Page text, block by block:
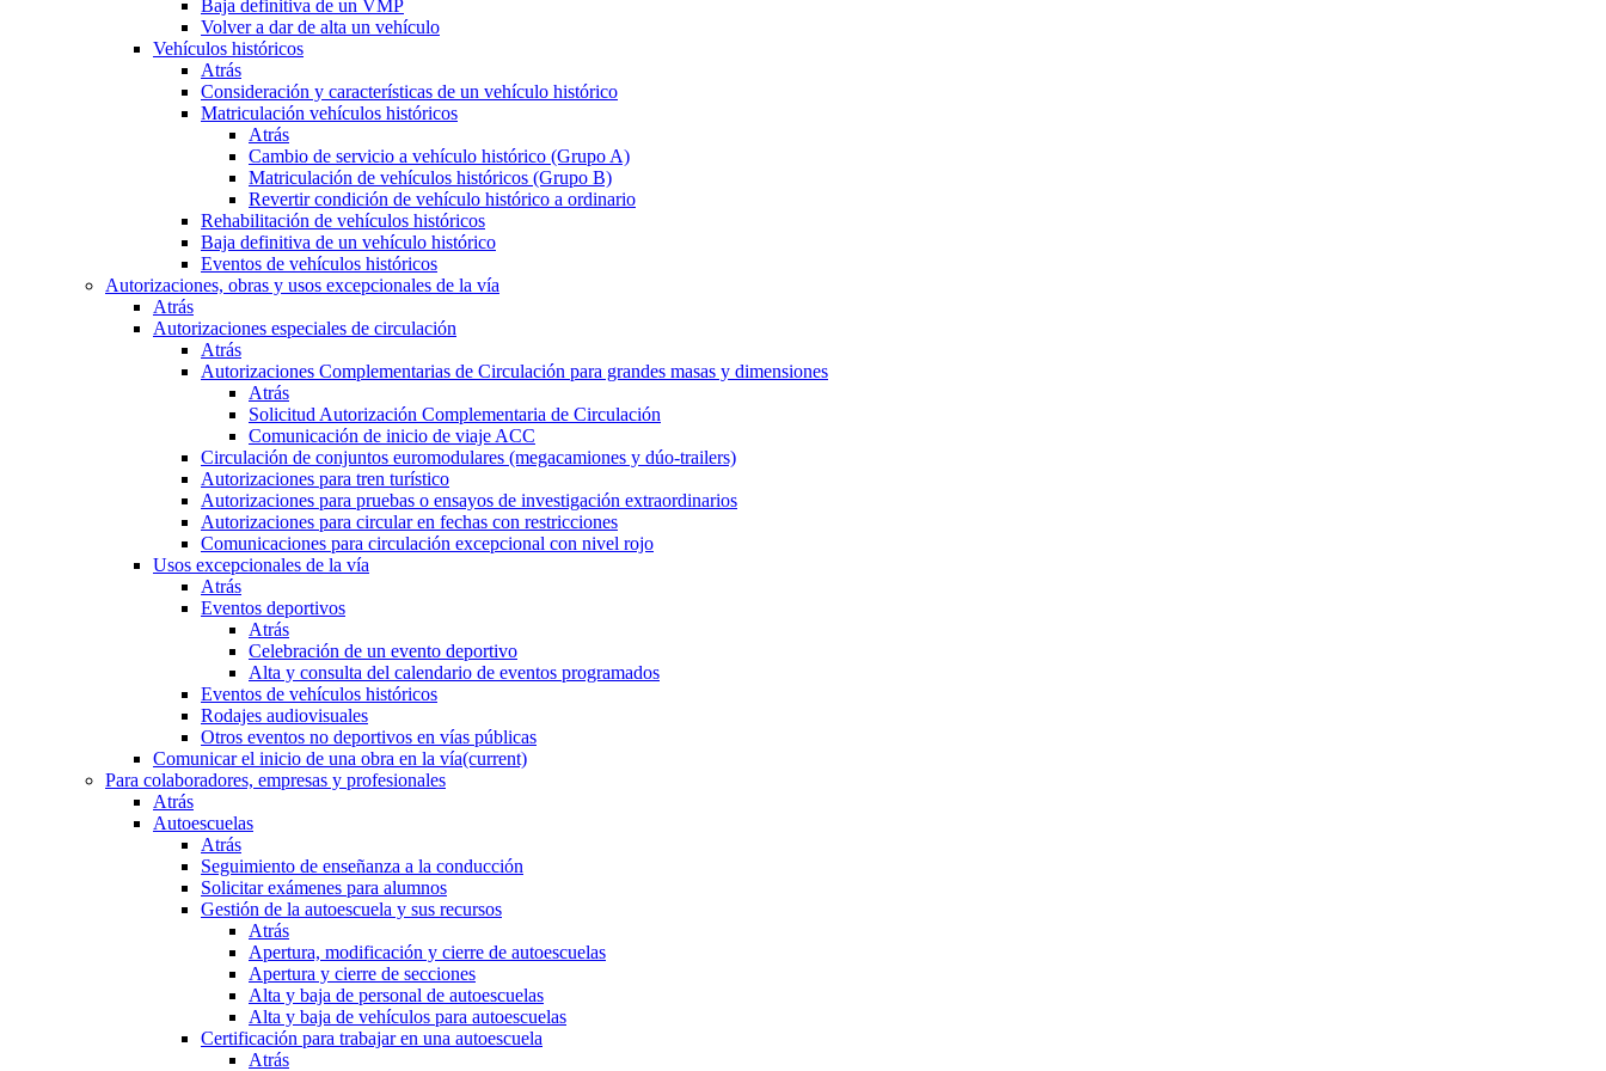
Baja definitiva de un VMP
Volver a dar de alta un vehículo
Vehículos históricos
Atrás
Consideración y características de un vehículo histórico
Matriculación vehículos históricos
Atrás
Cambio de servicio a vehículo histórico (Grupo A)
Matriculación de vehículos históricos (Grupo B)
Revertir condición de vehículo histórico a ordinario
Rehabilitación de vehículos históricos
Baja definitiva de un vehículo histórico
Eventos de vehículos históricos
Autorizaciones, obras y usos excepcionales de la vía
Atrás
Autorizaciones especiales de circulación
Atrás
Autorizaciones Complementarias de Circulación para grandes masas y dimensiones
Atrás
Solicitud Autorización Complementaria de Circulación
Comunicación de inicio de viaje ACC
Circulación de conjuntos euromodulares (megacamiones y dúo-trailers)
Autorizaciones para tren turístico
Autorizaciones para pruebas o ensayos de investigación extraordinarios
Autorizaciones para circular en fechas con restricciones
Comunicaciones para circulación excepcional con nivel rojo
Usos excepcionales de la vía
Atrás
Eventos deportivos
Atrás
Celebración de un evento deportivo
Alta y consulta del calendario de eventos programados
Eventos de vehículos históricos
Rodajes audiovisuales
Otros eventos no deportivos en vías públicas
Comunicar el inicio de una obra en la vía(current)
Para colaboradores, empresas y profesionales
Atrás
Autoescuelas
Atrás
Seguimiento de enseñanza a la conducción
Solicitar exámenes para alumnos
Gestión de la autoescuela y sus recursos
Atrás
Apertura, modificación y cierre de autoescuelas
Apertura y cierre de secciones
Alta y baja de personal de autoescuelas
Alta y baja de vehículos para autoescuelas
Certificación para trabajar en una autoescuela
Atrás